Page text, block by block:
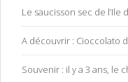
Le saucisson sec de l’Ile
A découvrir : Cioccolato
Souvenir : il y a 3 ans, le